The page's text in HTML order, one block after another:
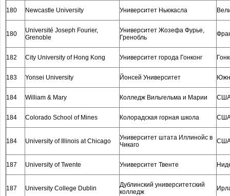
180 Newcastle University Университет Ньюкасла
180
Université Joseph Fourier,
Grenoble
Университет Жозефа Фурье,
Гренобль
182 City University of Hong Kong Университет города Гонконг
183 Yonsei University Йонсей Университет
184 William & Mary Колледж Вильгельма и Марии
184 Colorado School of Mines Колорадская горная школа
184 University of Illinois at Chicago
Университет штата Иллинойс в
Чикаго
187 University of Twente Университет Твенте
187 University College Dublin
Дублинский университетский
колледж